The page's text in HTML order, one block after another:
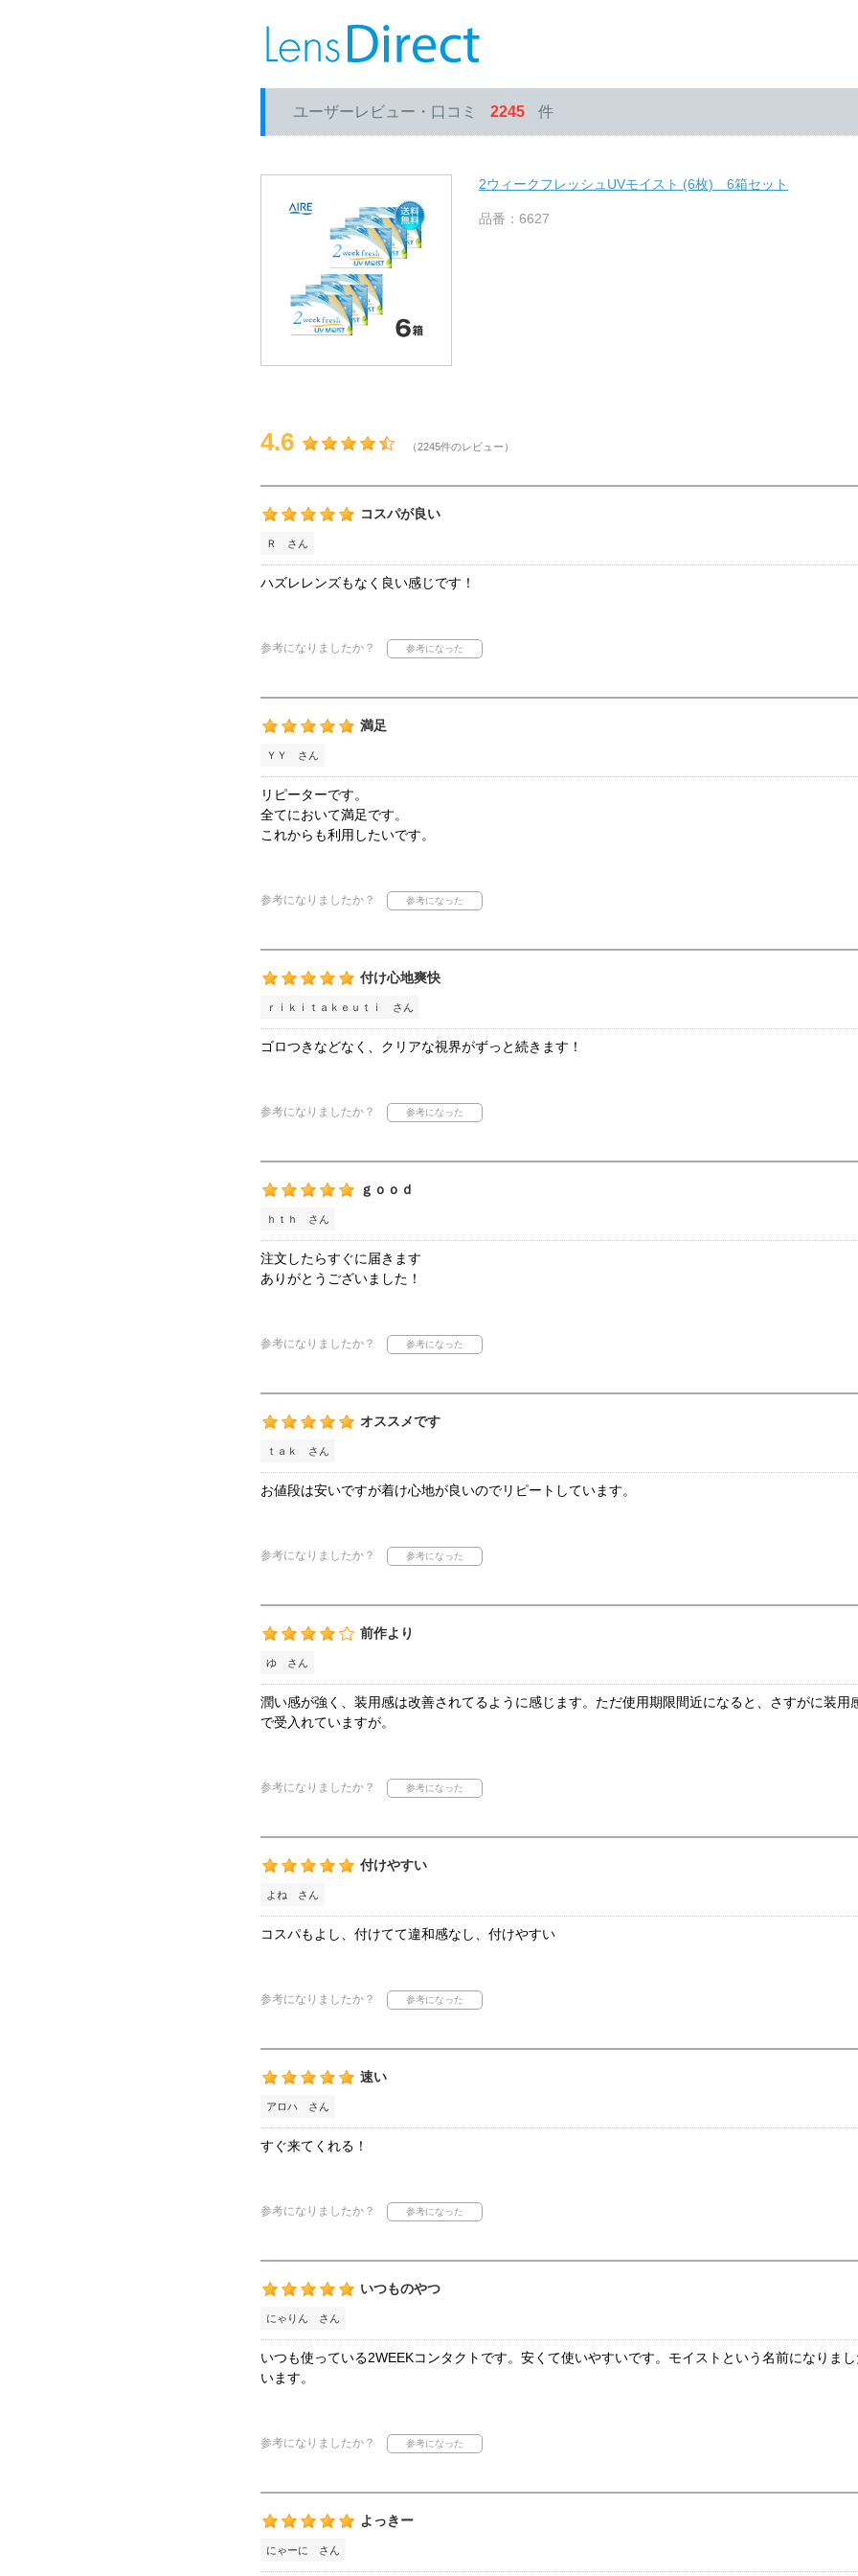
ユーザーレビュー・口コミ 2245 件
2ウィークフレッシュUVモイスト (6枚) 6箱セット
品番：6627
4.6 （2245件のレビュー）
コスパが良い
Ｒ さん
ハズレレンズもなく良い感じです！
参考になりましたか？
満足
ＹＹ さん
リピーターです。
全てにおいて満足です。
これからも利用したいです。
参考になりましたか？
付け心地爽快
ｒｉｋｉｔａｋｅｕｔｉ さん
ゴロつきなどなく、クリアな視界がずっと続きます！
参考になりましたか？
ｇｏｏｄ
ｈｔｈ さん
注文したらすぐに届きます
ありがとうございました！
参考になりましたか？
オススメです
ｔａｋ さん
お値段は安いですが着け心地が良いのでリピートしています。
参考になりましたか？
前作より
ゆ さん
潤い感が強く、装用感は改善されてるように感じます。ただ使用期限間近になると、さすがに装用
で受入れていますが。
参考になりましたか？
付けやすい
よね さん
コスパもよし、付けてて違和感なし、付けやすい
参考になりましたか？
速い
アロハ さん
すぐ来てくれる！
参考になりましたか？
いつものやつ
にゃりん さん
いつも使っている2WEEKコンタクトです。安くて使いやすいです。モイストという名前になりま
います。
参考になりましたか？
よっきー
にゃーに さん